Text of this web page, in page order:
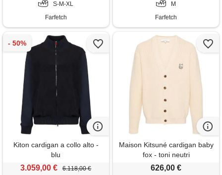
S-M-XL
Farfetch
M
Farfetch
Kiton cardigan a collo alto -
blu
3.059,00 € 6.118,00 €
Maison Kitsuné cardigan baby
fox - toni neutri
626,00 €